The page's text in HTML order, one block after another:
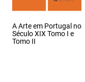
A Arte em Portugal no
Século XIX Tomo I e
Tomo II